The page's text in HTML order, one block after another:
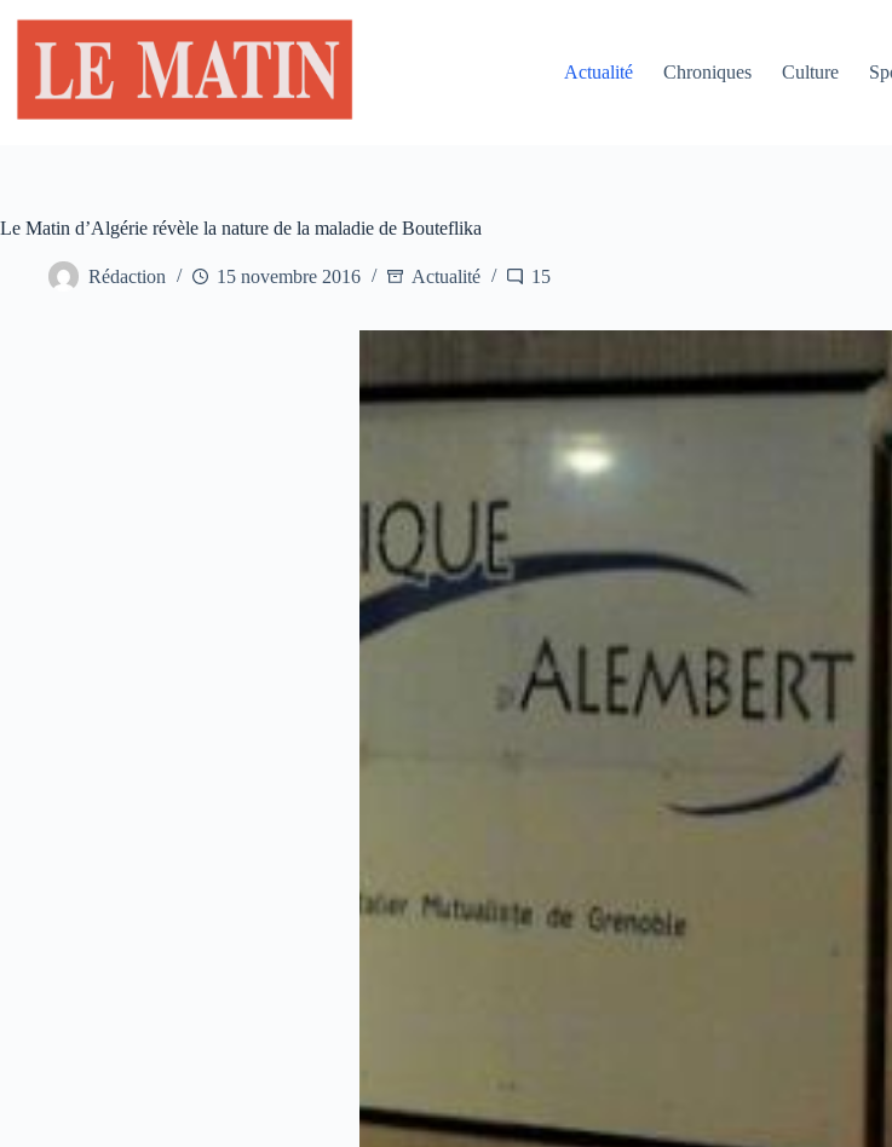
contenu
Actualité
Chroniques Culture
Le Matin d’Algérie révèle la nature de la maladie de Bouteflika
Rédaction 15 novembre 2016 Actualité 15